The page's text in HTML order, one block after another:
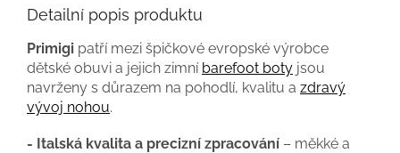
Detailní popis produktu
Primigi patří mezi špičkové evropské výrobce
dětské obuvi a jejich zimní barefoot boty jsou
navrženy s důrazem na pohodlí, kvalitu a zdravý
vývoj nohou.
- Italská kvalita a precizní zpracování – měkké a